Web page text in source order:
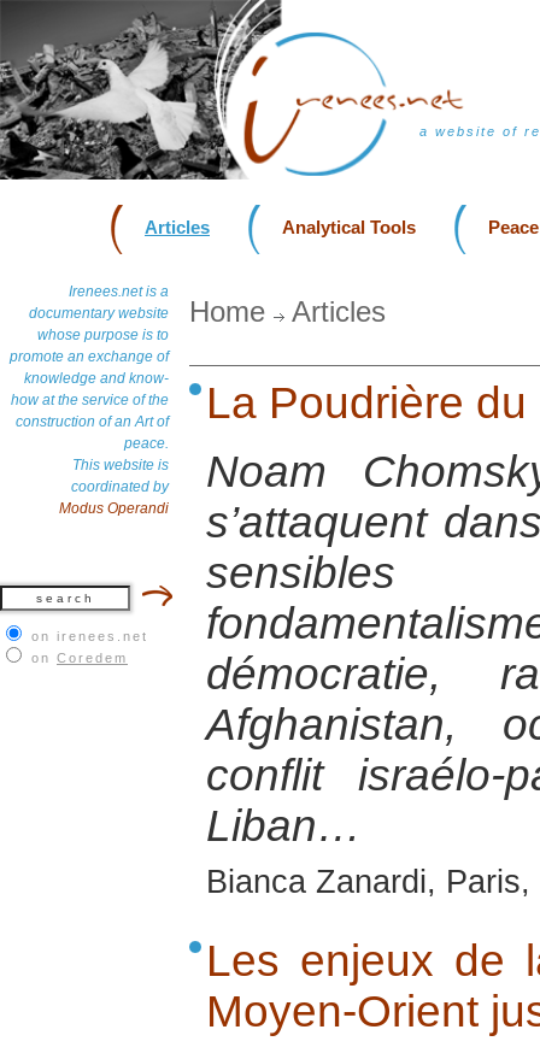
a website of
Articles Analytical Tools
Irenees.net is a
documentary website
whose purpose is to
promote an exchange of
knowledge and know-
how at the service of the
construction of an Art of
peace.
This website is
coordinated by
Modus Operandi
on irenees.net
on Coredem
Home Articles
La Poudrière
Noam
s’attaquent
démocratie,
Afghanistan,
conflit israélo-
Liban…
Bianca Zanardi, Paris,
Les enjeux de
Moyen-Orient